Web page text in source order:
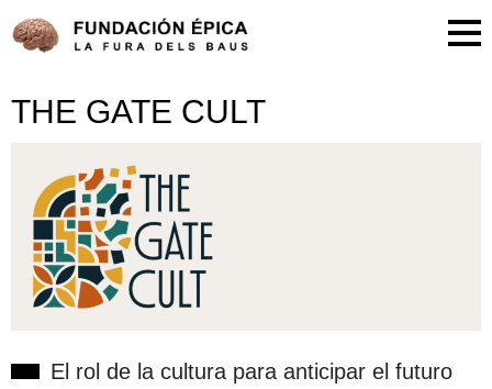
THE GATE CULT
El rol de la cultura para anticipar el futuro